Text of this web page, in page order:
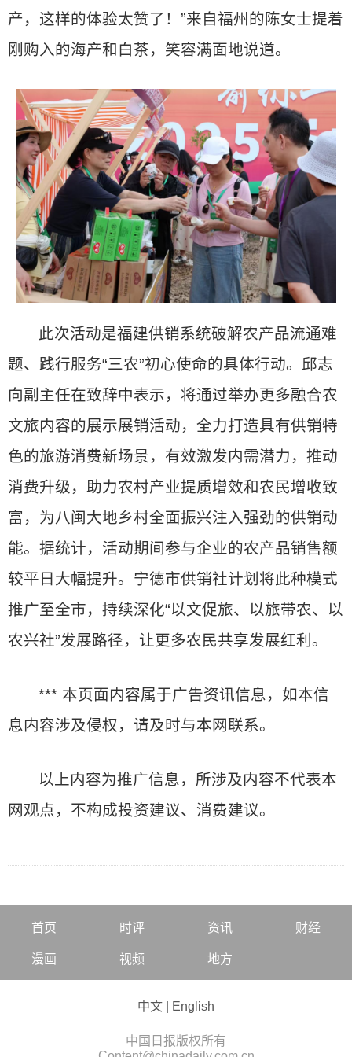
产，这样的体验太赞了！”来自福州的陈女士提着
刚购入的海产和白茶，笑容满面地说道。
此次活动是福建供销系统破解农产品流通难
题、践行服务“三农”初心使命的具体行动。邱志
向副主任在致辞中表示，将通过举办更多融合农
文旅内容的展示展销活动，全力打造具有供销特
色的旅游消费新场景，有效激发内需潜力，推动
消费升级，助力农村产业提质增效和农民增收致
富，为八闽大地乡村全面振兴注入强劲的供销动
能。据统计，活动期间参与企业的农产品销售额
较平日大幅提升。宁德市供销社计划将此种模式
推广至全市，持续深化“以文促旅、以旅带农、以
农兴社”发展路径，让更多农民共享发展红利。
*** 本页面内容属于广告资讯信息，如本信
息内容涉及侵权，请及时与本网联系。
以上内容为推广信息，所涉及内容不代表本
网观点，不构成投资建议、消费建议。
首页 时评 资讯 财经
漫画 视频 地方
中文 English
中国日报版权所有